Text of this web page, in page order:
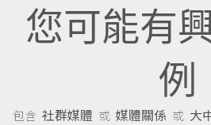
您可能有
例
包含 社群媒體 或 媒體關係 或 大